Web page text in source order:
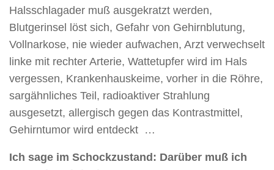
Halsschlagader muß ausgekratzt werden,
Blutgerinsel löst sich, Gefahr von Gehirnblutung,
Vollnarkose, nie wieder aufwachen, Arzt verwechselt
linke mit rechter Arterie, Wattetupfer wird im Hals
vergessen, Krankenhauskeime, vorher in die Röhre,
sargähnliches Teil, radioaktiver Strahlung
ausgesetzt, allergisch gegen das Kontrastmittel,
Gehirntumor wird entdeckt …
Ich sage im Schockzustand: Darüber muß ich